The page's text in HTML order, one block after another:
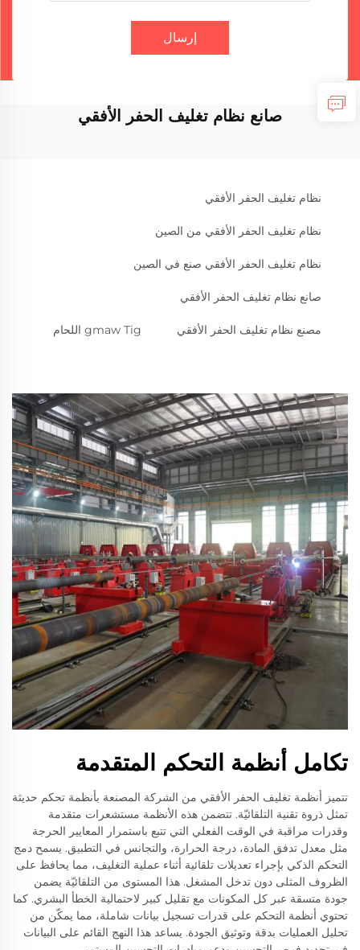
إرسال
صانع نظام تغليف الحفر الأفقي
نظام تغليف الحفر الأفقي
نظام تغليف الحفر الأفقي من الصين
نظام تغليف الحفر الأفقي صنع في الصين
صانع نظام تغليف الحفر الأفقي
مصنع نظام تغليف الحفر الأفقي gmaw Tig اللحام
تكامل أنظمة التحكم المتقدمة
تتميز أنظمة تغليف الحفر الأفقي من الشركة المصنعة بأنظمة تحكم حديثة
تمثل ذروة تقنية التلقائيّة. تتضمن هذه الأنظمة مستشعرات متقدمة
وقدرات مراقبة في الوقت الفعلي التي تتبع باستمرار المعايير الحرجة
مثل معدل تدفق المادة، درجة الحرارة، والتجانس في التطبيق. يسمح دمج
التحكم الذكي بإجراء تعديلات تلقائية أثناء عملية التغليف، مما يحافظ على
الظروف المثلى دون تدخل المشغل. هذا المستوى من التلقائيّة يضمن
جودة متسقة عبر كل المكونات مع تقليل كبير لاحتمالية الخطأ البشري. كما
تحتوي أنظمة التحكم على قدرات تسجيل بيانات شاملة، مما يمكّن من
تحليل العمليات بدقة وتوثيق الجودة. يساعد هذا النهج القائم على البيانات